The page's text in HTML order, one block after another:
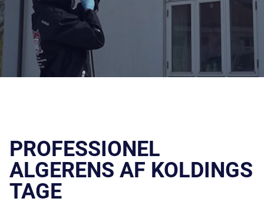
PROFESSIONEL
ALGERENS AF KOLDINGS
TAGE